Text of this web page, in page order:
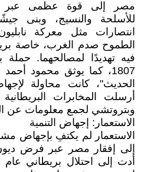
مصر إلى قوة عظمى عبر
للأسلحة والنسيج، وبنى
الطموح صدم الغرب، خاصة
فيه تهديدًا لمصالحهما.
1807، كما يوثق محمود
الحديث"، كانت محاولة
أرسلت المخابرات
وبتروتشي لجمع معلومات عن
الاستعمار: إجهاض التنمية
الاستعمار لم يكتفِ بإجهاض